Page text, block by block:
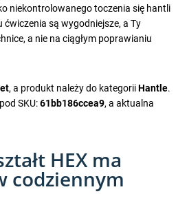
niekontrolowanego toczenia się hantli
ćwiczenia są wygodniejsze, a Ty
a nie na ciągłym poprawianiu
, a produkt należy do kategoriiHantle.
SKU:61bb186ccea9, a aktualna
HEX ma
codziennym